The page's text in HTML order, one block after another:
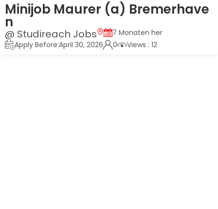
Minijob Maurer (a) Bremerhave
n
@ Studireach Jobs
7 Monaten her
Apply Before:April 30, 2026
0 Views : 12